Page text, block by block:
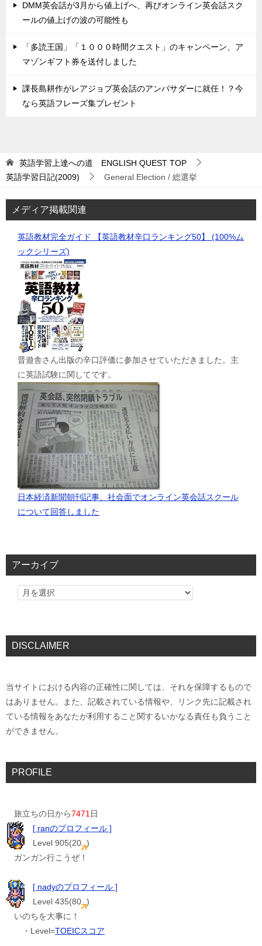
DMM英会話が3月から値上げへ、再びオンライン英会話スク
ールの値上げの波の可能性も
「多読王国」「１０００時間クエスト」のキャンペーン、ア
マゾンギフト券を送付しました
課長島耕作がレアジョブ英会話のアンバサダーに就任！？今
なら英語フレーズ集プレゼント
英語学習上達への道 ENGLISH QUEST TOP
英語学習日記(2009)
General Election / 総選挙
メディア掲載関連
英語教材完全ガイド 【英語教材辛口ランキング50】 (100%ム
ックシリーズ)
晋遊舎さん出版の辛口評価に参加させていただきました。主
に英語試験に関してです。
日本経済新聞朝刊記事、社会面でオンライン英会話スクール
について回答しました
アーカイブ
DISCLAIMER
当サイトにおける内容の正確性に関しては、それを保障するもので
はありません。また、記載されている情報や、リンク先に記載され
ている情報をあなたが利用すること関するいかなる責任も負うこと
ができません。
PROFILE
旅立ちの日から7471日
[ ranのプロフィール ]
Level 905(20 )
ガンガン行こうぜ！
[ nadyのプロフィール ]
Level 435(80 )
いのちを大事に！
・Level=TOEICスコア